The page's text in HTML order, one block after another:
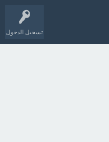
تسجيل الدخول